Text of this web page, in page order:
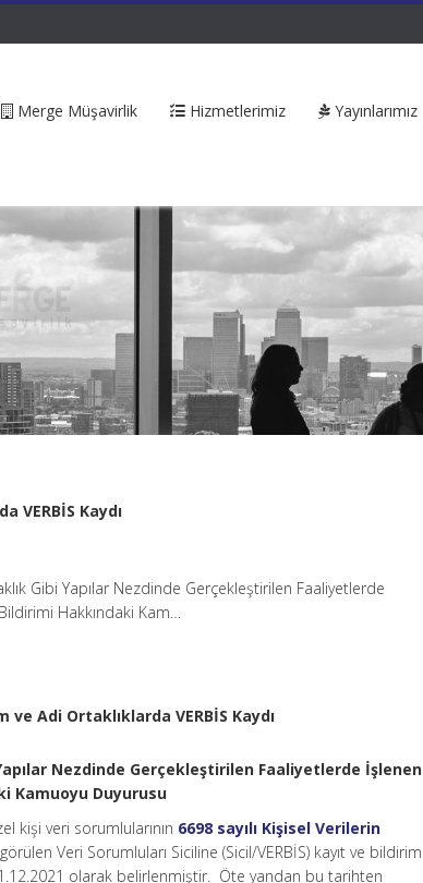
Merge Müşavirlik Hizmetlerimiz Yayınlarımız
VERBİS Kaydı
Gibi Yapılar Nezdinde Gerçekleştirilen Faaliyetlerde
Hakkındaki Kam…
ve Adi Ortaklıklarda VERBİS Kaydı
Nezdinde Gerçekleştirilen Faaliyetlerde İşlenen
Kamuoyu Duyurusu
kişi veri sorumlularının 6698 sayılı Kişisel Verilerin
Veri Sorumluları Siciline (Sicil/VERBİS) kayıt ve bildirim
olarak belirlenmiştir. Öte yandan bu tarihten